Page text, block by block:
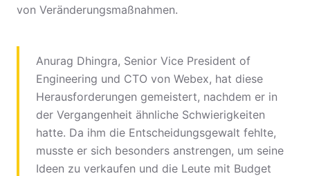
von Veränderungsmaßnahmen.
Anurag Dhingra, Senior Vice President of
Engineering und CTO von Webex, hat diese
Herausforderungen gemeistert, nachdem er in
der Vergangenheit ähnliche Schwierigkeiten
hatte. Da ihm die Entscheidungsgewalt fehlte,
musste er sich besonders anstrengen, um seine
Ideen zu verkaufen und die Leute mit Budget